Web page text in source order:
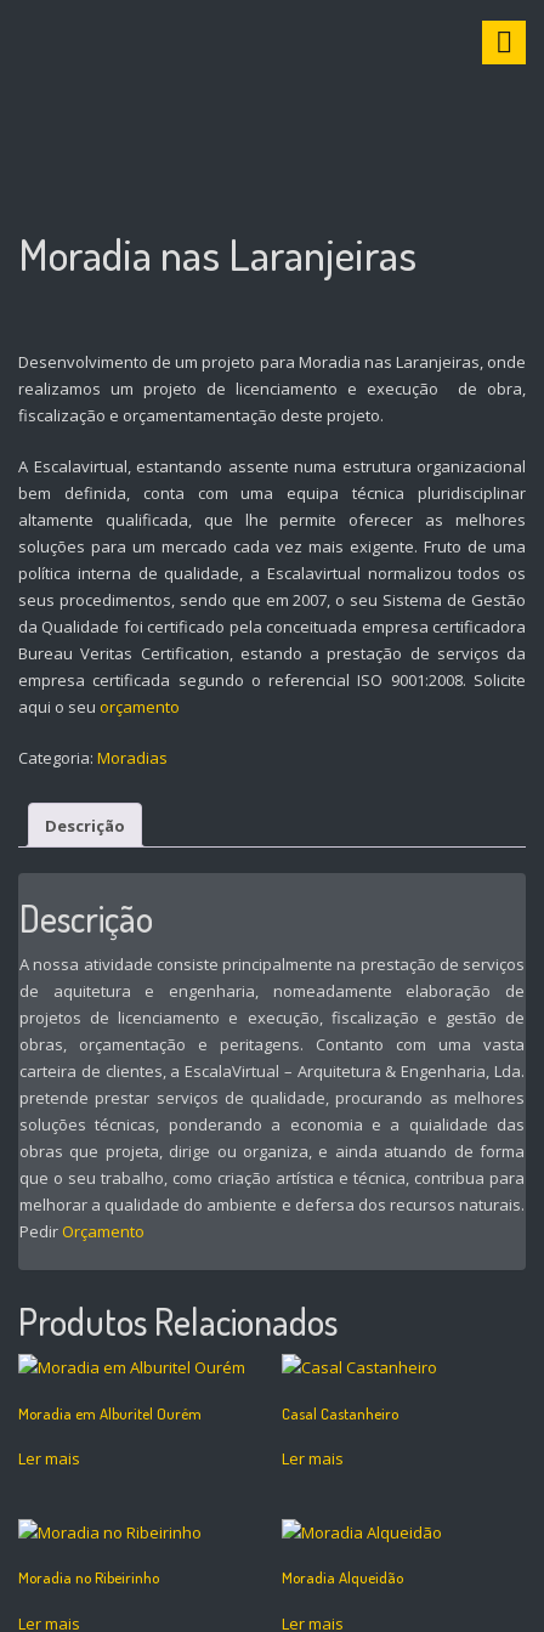
Moradia nas Laranjeiras
Desenvolvimento de um projeto para Moradia nas Laranjeiras, onde
realizamos um projeto de licenciamento e execução de obra,
fiscalização e orçamentamentação deste projeto.
A Escalavirtual, estantando assente numa estrutura organizacional
bem definida, conta com uma equipa técnica pluridisciplinar
altamente qualificada, que lhe permite oferecer as melhores
soluções para um mercado cada vez mais exigente. Fruto de uma
política interna de qualidade, a Escalavirtual normalizou todos os
seus procedimentos, sendo que em 2007, o seu Sistema de Gestão
da Qualidade foi certificado pela conceituada empresa certificadora
Bureau Veritas Certification, estando a prestação de serviços da
empresa certificada segundo o referencial ISO 9001:2008. Solicite
aqui o seu orçamento
Categoria: Moradias
Descrição
Descrição
A nossa atividade consiste principalmente na prestação de serviços
de aquitetura e engenharia, nomeadamente elaboração de
projetos de licenciamento e execução, fiscalização e gestão de
obras, orçamentação e peritagens. Contanto com uma vasta
carteira de clientes, a EscalaVirtual – Arquitetura & Engenharia, Lda.
pretende prestar serviços de qualidade, procurando as melhores
soluções técnicas, ponderando a economia e a quialidade das
obras que projeta, dirige ou organiza, e ainda atuando de forma
que o seu trabalho, como criação artística e técnica, contribua para
melhorar a qualidade do ambiente e defersa dos recursos naturais.
Pedir Orçamento
Produtos Relacionados
Moradia em Alburitel Ourém
Ler mais
Casal Castanheiro
Ler mais
Moradia no Ribeirinho
Ler mais
Moradia Alqueidão
Ler mais